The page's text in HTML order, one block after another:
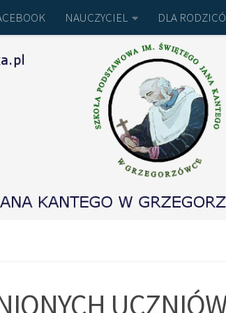
NAUCZYCIEL DLA